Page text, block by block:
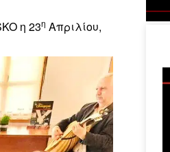
η 23η Απριλίου,